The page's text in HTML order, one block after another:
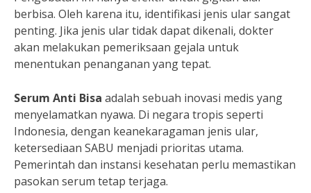
berbisa. Oleh karena itu, identifikasi jenis ular sangat
penting. Jika jenis ular tidak dapat dikenali, dokter
akan melakukan pemeriksaan gejala untuk
menentukan penanganan yang tepat.
Serum Anti Bisa adalah sebuah inovasi medis yang
menyelamatkan nyawa. Di negara tropis seperti
Indonesia, dengan keanekaragaman jenis ular,
ketersediaan SABU menjadi prioritas utama.
Pemerintah dan instansi kesehatan perlu memastikan
pasokan serum tetap terjaga.